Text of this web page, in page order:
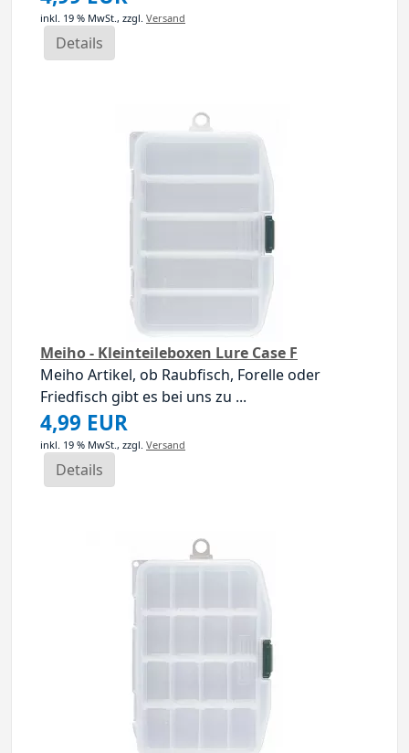
inkl. 19 % MwSt., zzgl. Versand
Details
Meiho - Kleinteileboxen Lure Case F
Meiho Artikel, ob Raubfisch, Forelle oder
Friedfisch gibt es bei uns zu ...
4,99 EUR
inkl. 19 % MwSt., zzgl. Versand
Details